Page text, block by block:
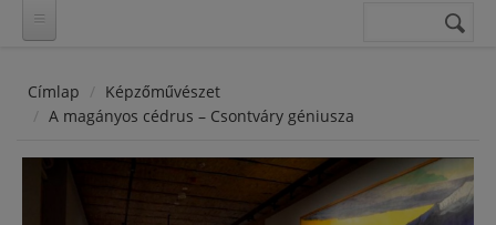
Keresés
Címlap
Képzőművészet
A magányos cédrus – Csontváry géniusza